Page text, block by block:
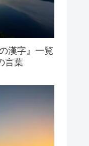
漢字』一覧
言葉